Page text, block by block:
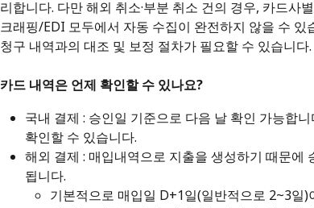
리합니다. 다만 해외 취소·부분 취소 건의 경우, 카드사
크래핑/EDI 모두에서 자동 수집이 완전하지 않을 수 있
청구 내역과의 대조 및 보정 절차가 필요할 수 있습니다.
카드 내역은 언제 확인할 수 있나요?
국내 결제 : 승인일 기준으로 다음 날 확인 가능합
확인할 수 있습니다.
해외 결제 : 매입내역으로 지출을 생성하기 때문에
됩니다.
기본적으로 매입일 D+1일(일반적으로 2~3일